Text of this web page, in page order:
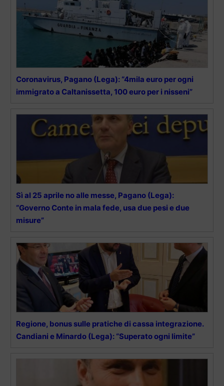
Coronavirus, Pagano (Lega): “4mila euro per ogni
immigrato a Caltanissetta, 100 euro per i nisseni”
Sì al 25 aprile no alle messe, Pagano (Lega):
“Governo Conte in mala fede, usa due pesi e due
misure”
Regione, bonus sulle pratiche di cassa integrazione.
Candiani e Minardo (Lega): “Superato ogni limite”